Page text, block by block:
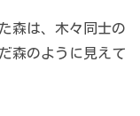
森は、木々同士の
森のように見えて